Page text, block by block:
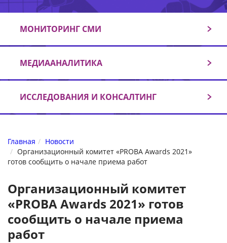
МОНИТОРИНГ СМИ
МЕДИААНАЛИТИКА
ИССЛЕДОВАНИЯ И КОНСАЛТИНГ
Главная
Новости
Организационный комитет «PROBA Awards 2021»
готов сообщить о начале приема работ
Организационный комитет
«PROBA Awards 2021» готов
сообщить о начале приема
работ